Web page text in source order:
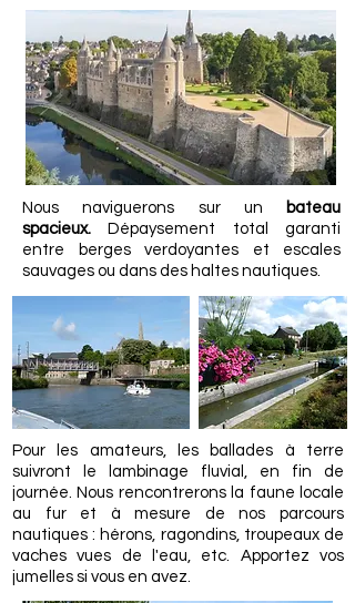
Nous naviguerons sur un
bateau
spacieux.
Dépaysement total garanti
entre berges verdoyantes et escales
sauvages ou dans des haltes nautiques.
Pour les amateurs, les ballades à terre
suivront le lambinage fluvial, en fin de
journée. Nous rencontrerons la faune locale
au fur et à mesure de nos parcours
nautiques : hérons, ragondins, troupeaux de
vaches vues de l'eau, etc. Apportez vos
jumelles si vous en avez.